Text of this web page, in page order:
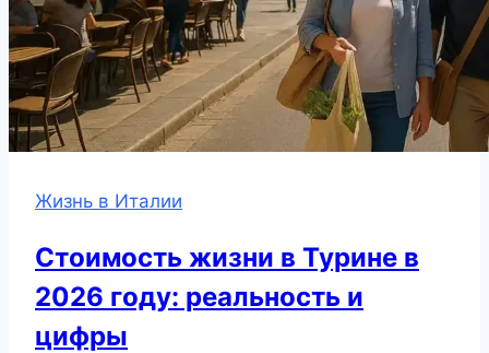
Жизнь в Италии
Стоимость жизни в Турине в
2026 году: реальность и
цифры